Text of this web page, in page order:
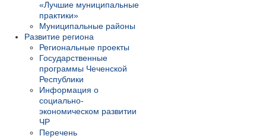
«Лучшие муниципальные
практики»
Муниципальные районы
Развитие региона
Региональные проекты
Государственные
программы Чеченской
Республики
Информация о
социально-
экономическом развитии
ЧР
Перечень